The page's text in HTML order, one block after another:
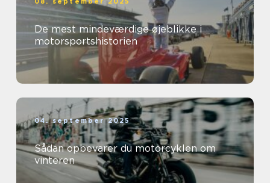
De mest mindeværdige øjeblikke i
motorsportshistorien
04. september 2025
Sådan opbevarer du motorcyklen om
vinteren